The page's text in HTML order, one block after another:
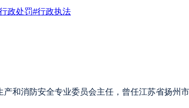
政处罚#行政执法
和消防安全专业委员会主任，曾任江苏省扬州